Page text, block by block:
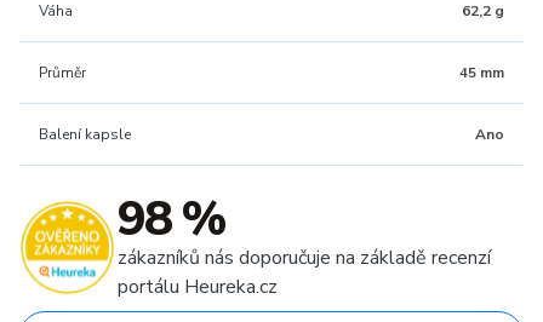
Váha 62,2 g
Průměr 45 mm
Balení kapsle Ano
98 %
zákazníků nás doporučuje na základě recenzí
portálu Heureka.cz